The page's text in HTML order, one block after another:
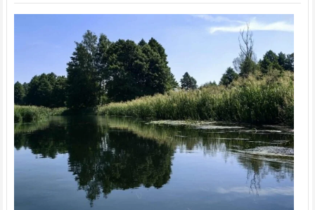
kamerą
wśród